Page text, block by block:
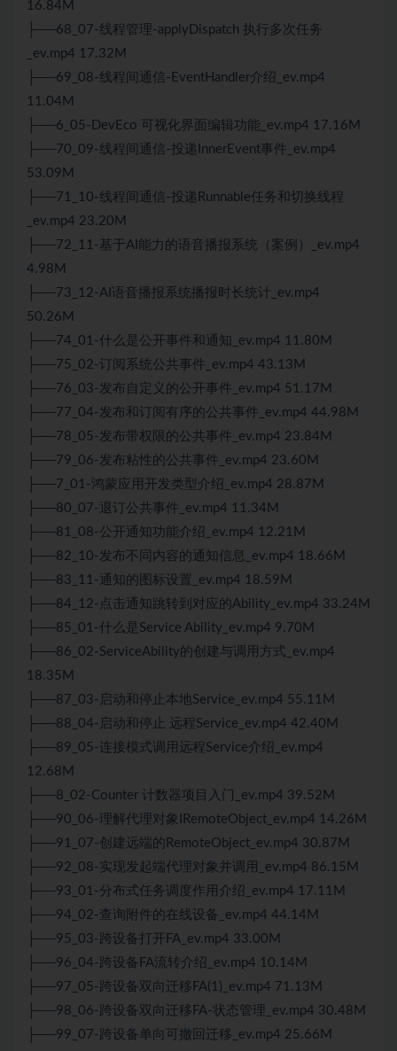
16.84M
├──68_07-线程管理-applyDispatch 执行多次任务
_ev.mp4 17.32M
├──69_08-线程间通信-EventHandler介绍_ev.mp4
11.04M
├──6_05-DevEco 可视化界面编辑功能_ev.mp4 17.16M
├──70_09-线程间通信-投递InnerEvent事件_ev.mp4
53.09M
├──71_10-线程间通信-投递Runnable任务和切换线程
_ev.mp4 23.20M
├──72_11-基于AI能力的语音播报系统（案例）_ev.mp4
4.98M
├──73_12-AI语音播报系统播报时长统计_ev.mp4
50.26M
├──74_01-什么是公开事件和通知_ev.mp4 11.80M
├──75_02-订阅系统公共事件_ev.mp4 43.13M
├──76_03-发布自定义的公开事件_ev.mp4 51.17M
├──77_04-发布和订阅有序的公共事件_ev.mp4 44.98M
├──78_05-发布带权限的公共事件_ev.mp4 23.84M
├──79_06-发布粘性的公共事件_ev.mp4 23.60M
├──7_01-鸿蒙应用开发类型介绍_ev.mp4 28.87M
├──80_07-退订公共事件_ev.mp4 11.34M
├──81_08-公开通知功能介绍_ev.mp4 12.21M
├──82_10-发布不同内容的通知信息_ev.mp4 18.66M
├──83_11-通知的图标设置_ev.mp4 18.59M
├──84_12-点击通知跳转到对应的Ability_ev.mp4 33.24M
├──85_01-什么是Service Ability_ev.mp4 9.70M
├──86_02-ServiceAbility的创建与调用方式_ev.mp4
18.35M
├──87_03-启动和停止本地Service_ev.mp4 55.11M
├──88_04-启动和停止 远程Service_ev.mp4 42.40M
├──89_05-连接模式调用远程Service介绍_ev.mp4
12.68M
├──8_02-Counter 计数器项目入门_ev.mp4 39.52M
├──90_06-理解代理对象IRemoteObject_ev.mp4 14.26M
├──91_07-创建远端的RemoteObject_ev.mp4 30.87M
├──92_08-实现发起端代理对象并调用_ev.mp4 86.15M
├──93_01-分布式任务调度作用介绍_ev.mp4 17.11M
├──94_02-查询附件的在线设备_ev.mp4 44.14M
├──95_03-跨设备打开FA_ev.mp4 33.00M
├──96_04-跨设备FA流转介绍_ev.mp4 10.14M
├──97_05-跨设备双向迁移FA(1)_ev.mp4 71.13M
├──98_06-跨设备双向迁移FA-状态管理_ev.mp4 30.48M
├──99_07-跨设备单向可撤回迁移_ev.mp4 25.66M